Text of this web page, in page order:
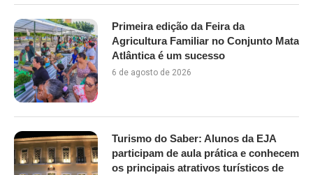
Primeira edição da Feira da
Agricultura Familiar no Conjunto Mata
Atlântica é um sucesso
6 de agosto de 2026
Turismo do Saber: Alunos da EJA
participam de aula prática e conhecem
os principais atrativos turísticos de